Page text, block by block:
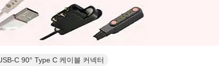
C 90° Type C 케이블 커넥터